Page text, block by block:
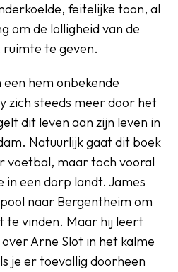
feitelijke toon, al
om de lolligheid van de
ruimte te geven.
hem onbekende
zich steeds meer door het
dit leven aan zijn leven in
Natuurlijk gaat dit boek
voetbal, maar toch vooral
in een dorp landt. James
naar Bergentheim om
te vinden. Maar hij leert
Arne Slot in het kalme
je er toevallig doorheen